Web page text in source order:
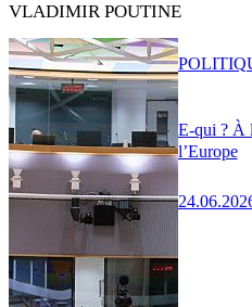
VLADIMIR POUTINE
E-qui ? À
l’Europe